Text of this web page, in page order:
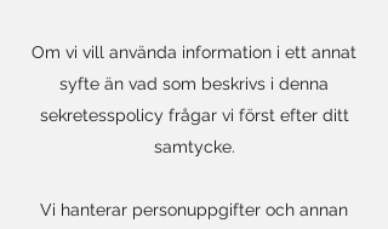
Om vi vill använda information i ett annat
syfte än vad som beskrivs i denna
sekretesspolicy frågar vi först efter ditt
samtycke.
Vi hanterar personuppgifter och annan